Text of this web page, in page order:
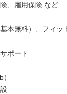
、雇用保険 など
本無料）、フィ
ポート